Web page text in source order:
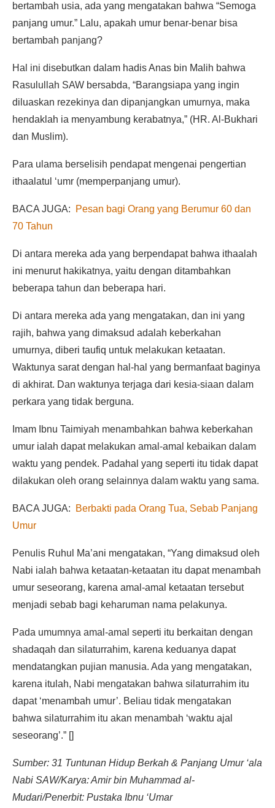
bertambah usia, ada yang mengatakan bahwa “Semoga
panjang umur.” Lalu, apakah umur benar-benar bisa
bertambah panjang?
Hal ini disebutkan dalam hadis Anas bin Malih bahwa
Rasulullah SAW bersabda, “Barangsiapa yang ingin
diluaskan rezekinya dan dipanjangkan umurnya, maka
hendaklah ia menyambung kerabatnya,” (HR. Al-Bukhari
dan Muslim).
Para ulama berselisih pendapat mengenai pengertian
ithaalatul ‘umr (memperpanjang umur).
BACA JUGA:
Pesan bagi Orang yang Berumur 60 dan
70 Tahun
Di antara mereka ada yang berpendapat bahwa ithaalah
ini menurut hakikatnya, yaitu dengan ditambahkan
beberapa tahun dan beberapa hari.
Di antara mereka ada yang mengatakan, dan ini yang
rajih, bahwa yang dimaksud adalah keberkahan
umurnya, diberi taufiq untuk melakukan ketaatan.
Waktunya sarat dengan hal-hal yang bermanfaat baginya
di akhirat. Dan waktunya terjaga dari kesia-siaan dalam
perkara yang tidak berguna.
Imam Ibnu Taimiyah menambahkan bahwa keberkahan
umur ialah dapat melakukan amal-amal kebaikan dalam
waktu yang pendek. Padahal yang seperti itu tidak dapat
dilakukan oleh orang selainnya dalam waktu yang sama.
BACA JUGA:
Berbakti pada Orang Tua, Sebab Panjang
Umur
Penulis Ruhul Ma’ani mengatakan, “Yang dimaksud oleh
Nabi ialah bahwa ketaatan-ketaatan itu dapat menambah
umur seseorang, karena amal-amal ketaatan tersebut
menjadi sebab bagi keharuman nama pelakunya.
Pada umumnya amal-amal seperti itu berkaitan dengan
shadaqah dan silaturrahim, karena keduanya dapat
mendatangkan pujian manusia. Ada yang mengatakan,
karena itulah, Nabi mengatakan bahwa silaturrahim itu
dapat ‘menambah umur’. Beliau tidak mengatakan
bahwa silaturrahim itu akan menambah ‘waktu ajal
seseorang’.” []
Sumber: 31 Tuntunan Hidup Berkah & Panjang Umur ‘ala
Nabi SAW/Karya: Amir bin Muhammad al-
Mudari/Penerbit: Pustaka Ibnu ‘Umar